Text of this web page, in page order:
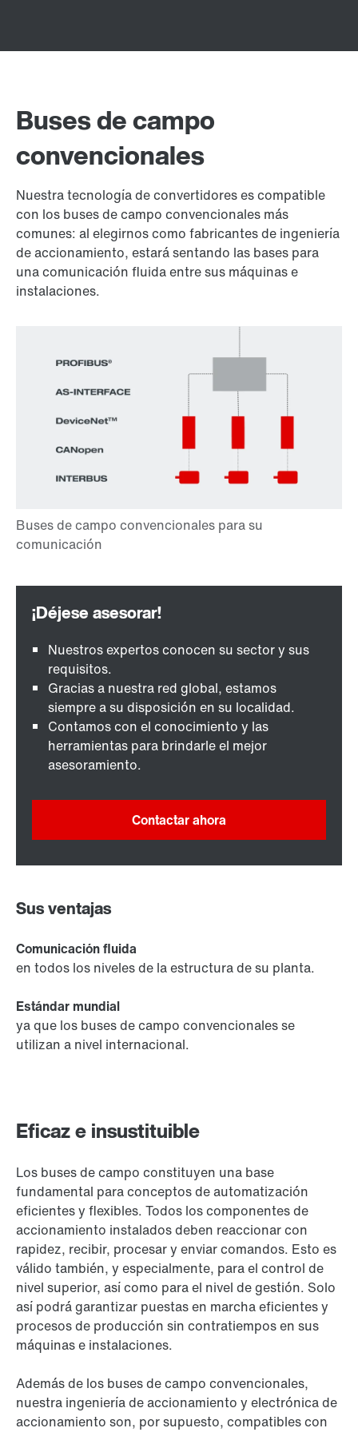
Buses de campo
convencionales
Nuestra tecnología de convertidores es compatible
con los buses de campo convencionales más
comunes: al elegirnos como fabricantes de ingeniería
de accionamiento, estará sentando las bases para
una comunicación fluida entre sus máquinas e
instalaciones.
Eficaz e insustituible
Los buses de campo constituyen una base
fundamental para conceptos de automatización
eficientes y flexibles. Todos los componentes de
accionamiento instalados deben reaccionar con
rapidez, recibir, procesar y enviar comandos. Esto es
válido también, y especialmente, para el control de
nivel superior, así como para el nivel de gestión. Solo
así podrá garantizar puestas en marcha eficientes y
procesos de producción sin contratiempos en sus
máquinas e instalaciones.
Además de los buses de campo convencionales,
nuestra ingeniería de accionamiento y electrónica de
accionamiento son, por supuesto, compatibles con
Nuestros expertos conocen su sector y sus
requisitos.
Gracias a nuestra red global, estamos
siempre a su disposición en su localidad.
Contamos con el conocimiento y las
herramientas para brindarle el mejor
asesoramiento.
Contactar ahora
Sus ventajas
Comunicación fluida
en todos los niveles de la estructura de su planta.
Estándar mundial
ya que los buses de campo convencionales se
utilizan a nivel internacional.